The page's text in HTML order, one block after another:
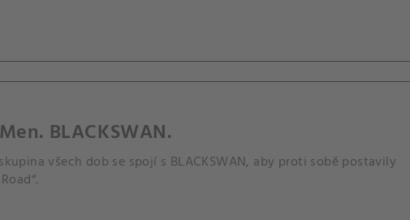
BLACKSWAN.
všech dob se spojí s BLACKSWAN, aby proti sobě postavily